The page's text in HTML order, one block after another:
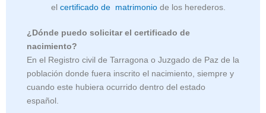
elcertificado de matrimonio de los herederos.
¿Dónde puedo solicitar el certificado de
nacimiento?
En el Registro civil de Tarragona o Juzgado de Paz de la
población donde fuera inscrito el nacimiento, siempre y
cuando este hubiera ocurrido dentro del estado
español.